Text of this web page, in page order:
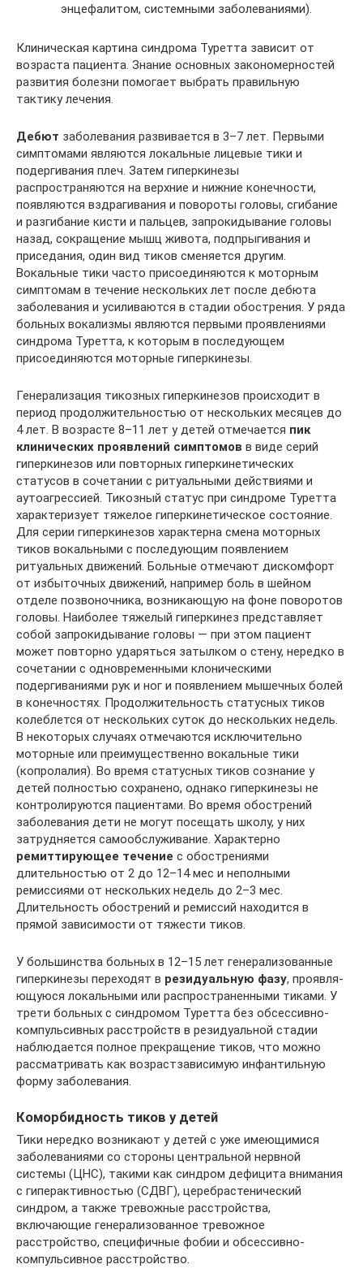
энцефалитом, системными заболеваниями).
Клиническая картина синдрома Туретта зависит от
возраста пациента. Знание основных закономерностей
развития болезни помогает выбрать правильную
тактику лечения.
Дебют заболевания развивается в 3–7 лет. Первыми
симптомами являются локальные лицевые тики и
подергивания плеч. Затем гиперкинезы
распространяются на верхние и нижние конечности,
появляются вздрагивания и повороты головы, сгибание
и разгибание кисти и пальцев, запрокидывание головы
назад, сокращение мышц живота, подпрыгивания и
приседания, один вид тиков сменяется другим.
Вокальные тики часто присоединяются к моторным
симптомам в течение нескольких лет после дебюта
заболевания и усиливаются в стадии обострения. У ряда
больных вокализмы являются первыми проявлениями
синдрома Туретта, к которым в последующем
присоединяются моторные гиперкинезы.
Генерализация тикозных гиперкинезов происходит в
период продолжительностью от нескольких месяцев до
4 лет. В возрасте 8–11 лет у детей отмечается пик
клинических проявлений симптомов в виде серий
гиперкинезов или повторных гиперкинетических
статусов в сочетании с ритуальными действиями и
аутоагрессией. Тикозный статус при синдроме Туретта
характеризует тяжелое гиперкинетическое состояние.
Для серии гиперкинезов характерна смена моторных
тиков вокальными с последующим появлением
ритуальных движений. Больные отмечают дискомфорт
от избыточных движений, например боль в шейном
отделе позвоночника, возникающую на фоне поворотов
головы. Наиболее тяжелый гиперкинез представляет
собой запрокидывание головы — при этом пациент
может повторно ударяться затылком о стену, нередко в
сочетании с одновременными клоническими
подергиваниями рук и ног и появлением мышечных болей
в конечностях. Продолжительность статусных тиков
колеблется от нескольких суток до нескольких недель.
В некоторых случаях отмечаются исключительно
моторные или преимущественно вокальные тики
(копролалия). Во время статусных тиков сознание у
детей полностью сохранено, однако гиперкинезы не
контролируются пациентами. Во время обострений
заболевания дети не могут посещать школу, у них
затрудняется самообслуживание. Характерно
ремиттирующее течение с обострениями
длительностью от 2 до 12–14 мес и неполными
ремиссиями от нескольких недель до 2–3 мес.
Длительность обострений и ремиссий находится в
прямой зависимости от тяжести тиков.
У большинства больных в 12–15 лет генерализованные
гиперкинезы переходят в резидуальную фазу, проявля­
ющуюся локальными или распространенными тиками. У
трети больных с синдромом Туретта без обсессивно-
компульсивных расстройств в резидуальной стадии
наблюдается полное прекращение тиков, что можно
рассматривать как возрастзависимую инфантильную
форму заболевания.
Коморбидность тиков у детей
Тики нередко возникают у детей с уже имеющимися
заболеваниями со стороны центральной нервной
системы (ЦНС), такими как синдром дефицита внимания
с гиперактивностью (СДВГ), церебрастенический
синдром, а также тревожные расстройства,
включающие генерализованное тревожное
расстройство, специфичные фобии и обсессивно-
компульсивное расстройство.